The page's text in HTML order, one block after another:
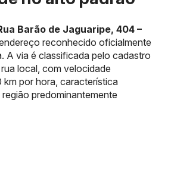
Barão de Jaguaripe, 404 –
reconhecido oficialmente
A via é classificada pelo cadastro
local, com velocidade
km por hora, característica
predominantemente